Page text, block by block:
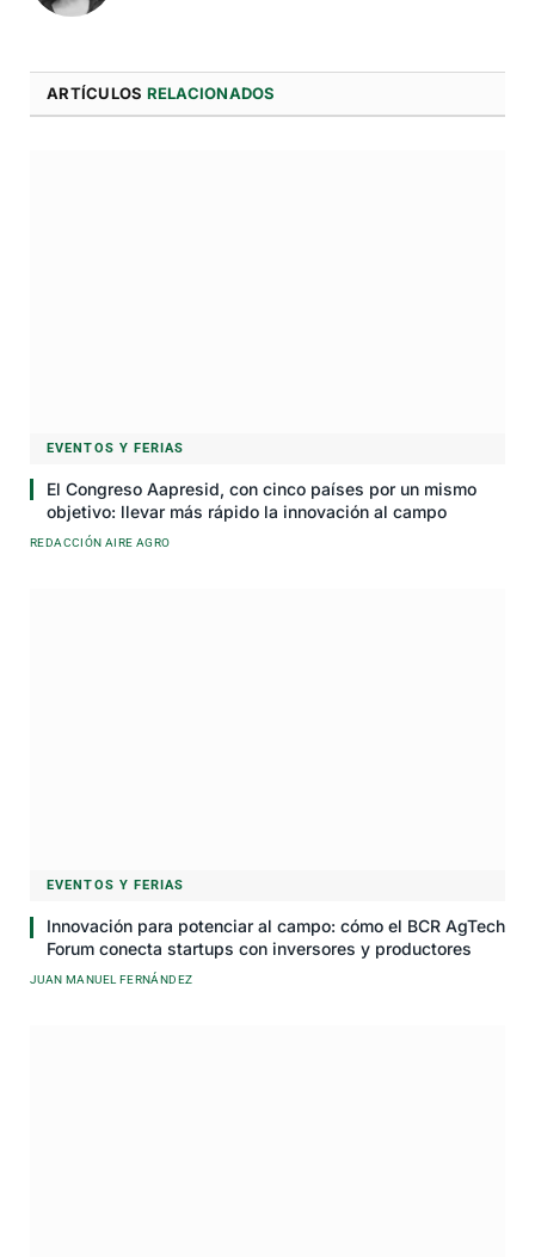
ARTÍCULOS RELACIONADOS
EVENTOS Y FERIAS
El Congreso Aapresid, con cinco países por un mismo
objetivo: llevar más rápido la innovación al campo
REDACCIÓN AIRE AGRO
EVENTOS Y FERIAS
Innovación para potenciar al campo: cómo el BCR AgTech
Forum conecta startups con inversores y productores
JUAN MANUEL FERNÁNDEZ